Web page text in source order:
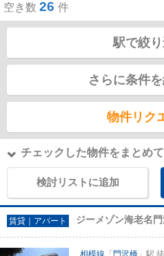
空き数 26 件
駅で絞
さらに条件
物件リク
チェックした物件をまとめて
検討リストに追加
賃貸｜アパート ジーメゾン海老名
相模線 「門沢橋 」駅